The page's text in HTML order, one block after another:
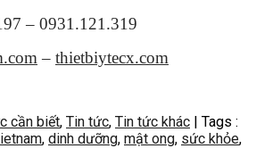
– 0931.121.319
– thietbiytecx.com
cần biết, Tin tức, Tin tức khác | Tags :
, dinh dưỡng, mật ong, sức khỏe,